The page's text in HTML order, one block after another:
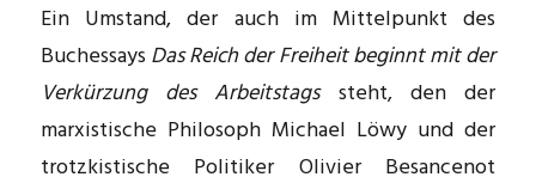
Ein Umstand, der auch im Mittelpunkt des
Buchessays Das Reich der Freiheit beginnt mit der
Verkürzung des Arbeitstags steht, den der
marxistische Philosoph Michael Löwy und der
trotzkistische Politiker Olivier Besancenot